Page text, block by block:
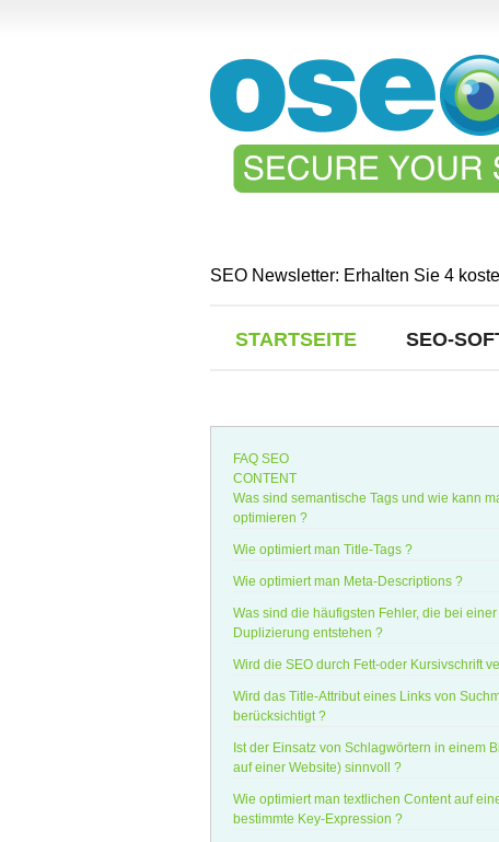
SEO Newsletter: Erhalten Sie 4
STARTSEITE SEO-
FAQ SEO
CONTENT
Was sind semantische Tags und wie kann
optimieren ?
Wie optimiert man Title-Tags ?
Wie optimiert man Meta-Descriptions ?
Was sind die häufigsten Fehler, die bei
Duplizierung entstehen ?
Wird die SEO durch Fett-oder Kursivschrift
Wird das Title-Attribut eines Links von
berücksichtigt ?
Ist der Einsatz von Schlagwörtern in einem
auf einer Website) sinnvoll ?
Wie optimiert man textlichen Content auf
bestimmte Key-Expression ?